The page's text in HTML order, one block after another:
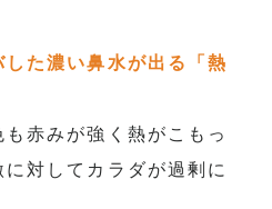
た濃い鼻水が出る「熱
赤みが強く熱がこもっ
対してカラダが過剰に